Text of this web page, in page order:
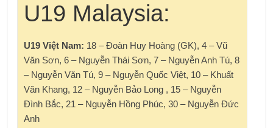
U19 Malaysia:
U19 Việt Nam: 18 – Đoàn Huy Hoàng (GK), 4 – Vũ
Văn Sơn, 6 – Nguyễn Thái Sơn, 7 – Nguyễn Anh Tú, 8
– Nguyễn Văn Tú, 9 – Nguyễn Quốc Việt, 10 – Khuất
Văn Khang, 12 – Nguyễn Bảo Long , 15 – Nguyễn
Đình Bắc, 21 – Nguyễn Hồng Phúc, 30 – Nguyễn Đức
Anh